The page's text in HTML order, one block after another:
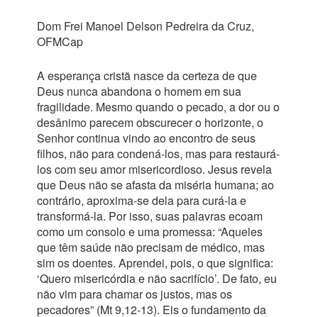
Dom Frei Manoel Delson Pedreira da Cruz,
OFMCap
A esperança cristã nasce da certeza de que
Deus nunca abandona o homem em sua
fragilidade. Mesmo quando o pecado, a dor ou o
desânimo parecem obscurecer o horizonte, o
Senhor continua vindo ao encontro de seus
filhos, não para condená-los, mas para restaurá-
los com seu amor misericordioso. Jesus revela
que Deus não se afasta da miséria humana; ao
contrário, aproxima-se dela para curá-la e
transformá-la. Por isso, suas palavras ecoam
como um consolo e uma promessa: “Aqueles
que têm saúde não precisam de médico, mas
sim os doentes. Aprendei, pois, o que significa:
‘Quero misericórdia e não sacrifício’. De fato, eu
não vim para chamar os justos, mas os
pecadores” (Mt 9,12-13). Eis o fundamento da